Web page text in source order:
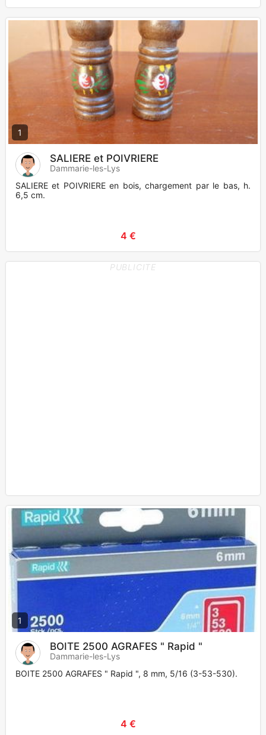
1
SALIERE et POIVRIERE
Dammarie-les-Lys
SALIERE et POIVRIERE en bois, chargement par le bas, h.
6,5 cm.
4 €
PUBLICITE
1
BOITE 2500 AGRAFES " Rapid "
Dammarie-les-Lys
BOITE 2500 AGRAFES " Rapid ", 8 mm, 5/16 (3-53-530).
4 €